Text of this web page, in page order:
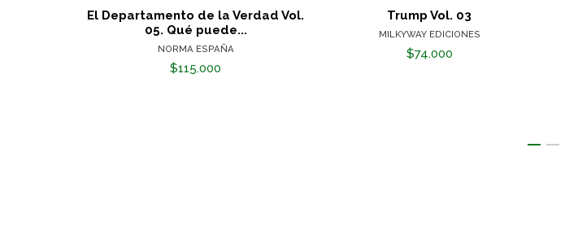
El Departamento de la Verdad Vol.
05. Qué puede...
NORMA ESPAÑA
$115.000
Trump Vol. 03
MILKYWAY EDICIONES
$74.000